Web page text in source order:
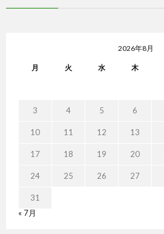
2026年8月
月 火 水 木
3 4 5 6
10 11 12 13
17 18 19 20
24 25 26 27
31
« 7月